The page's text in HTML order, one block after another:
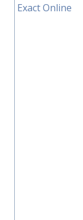
Exact Online